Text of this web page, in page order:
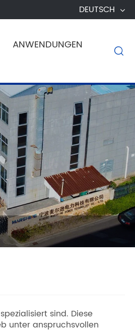
DEUTSCH
ANWENDUNGEN 
sind. Diese
unter anspruchsvollen